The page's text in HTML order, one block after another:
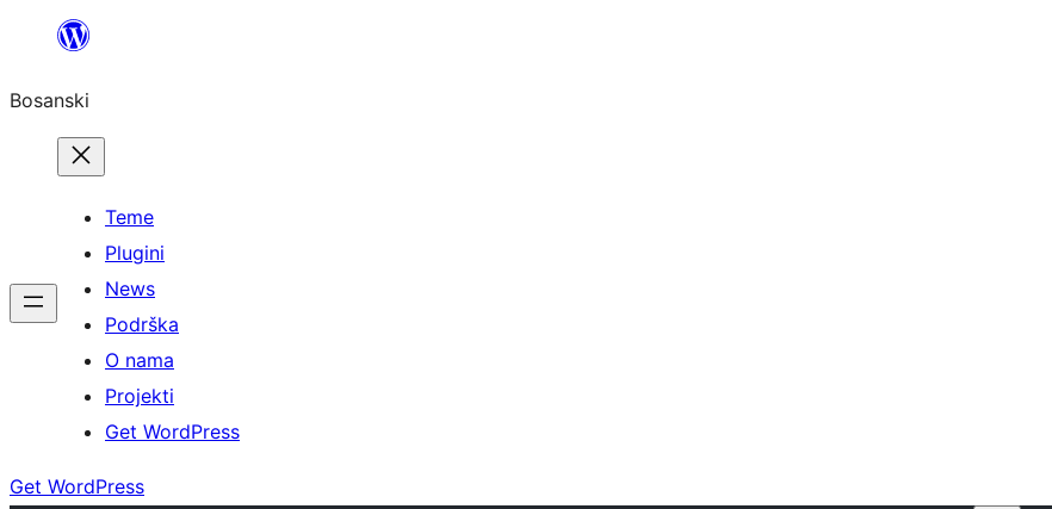
sadržaj
Bosanski
Teme
Plugini
News
Podrška
O nama
Projekti
Get WordPress
Get WordPress